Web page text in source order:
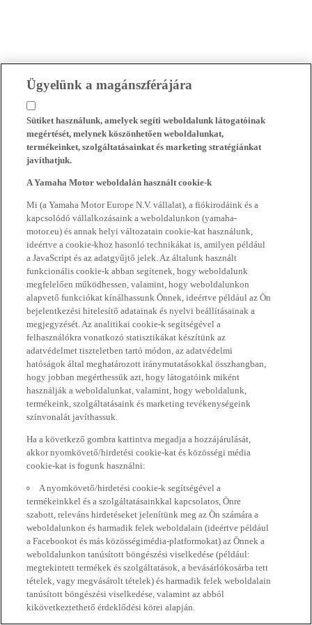
Ügyelünk a magánszférájára
Sütiket használunk, amelyek segíti weboldalunk látogatóinak
megértését, melynek köszönhetően weboldalunkat,
termékeinket, szolgáltatásainkat és marketing stratégiánkat
javíthatjuk.
A Yamaha Motor weboldalán használt cookie-k
Mi (a Yamaha Motor Europe N.V. vállalat), a fiókirodáink és a
kapcsolódó vállalkozásaink a weboldalunkon (yamaha-
motor.eu) és annak helyi változatain cookie-kat használunk,
ideértve a cookie-khoz hasonló technikákat is, amilyen például
a JavaScript és az adatgyűjtő jelek. Az általunk használt
funkcionális cookie-k abban segítenek, hogy weboldalunk
megfelelően működhessen, valamint, hogy weboldalunkon
alapvető funkciókat kínálhassunk Önnek, ideértve például az Ön
bejelentkezési hitelesítő adatainak és nyelvi beállításainak a
megjegyzését. Az analitikai cookie-k segítségével a
felhasználókra vonatkozó statisztikákat készítünk az
adatvédelmet tiszteletben tartó módon, az adatvédelmi
hatóságok által meghatározott iránymutatásokkal összhangban,
hogy jobban megérthessük azt, hogy látogatóink miként
használják a weboldalunkat, valamint, hogy weboldalunk,
termékeink, szolgáltatásaink és marketing tevékenységeink
színvonalát javíthassuk.
Ha a következő gombra kattintva megadja a hozzájárulását,
akkor nyomkövető/hirdetési cookie-kat és közösségi média
cookie-kat is fogunk használni:
A nyomkövető/hirdetési cookie-k segítségével a
termékeinkkel és a szolgáltatásainkkal kapcsolatos, Önre
szabott, releváns hirdetéseket jelenítünk meg az Ön számára a
weboldalunkon és harmadik felek weboldalain (ideértve például
a Facebookot és más közösségimédia-platformokat) az Önnek a
weboldalunkon tanúsított böngészési viselkedése (például:
megtekintett termékek és szolgáltatások, a bevásárlókosárba tett
tételek, vagy megvásárolt tételek) és harmadik felek weboldalain
tanúsított böngészési viselkedése, valamint az abból
kikövetkeztethető érdeklődési körei alapján.